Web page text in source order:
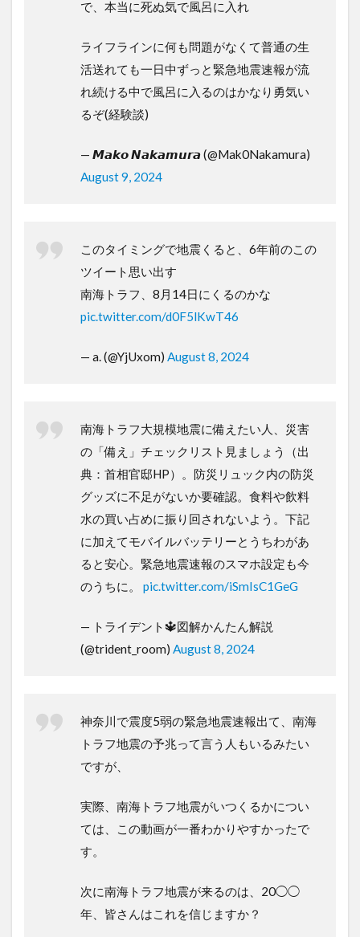
で、本当に死ぬ気で風呂に入れ
ライフラインに何も問題がなくて普通の生
活送れても一日中ずっと緊急地震速報が流
れ続ける中で風呂に入るのはかなり勇気い
るぞ(経験談)
— 𝙈𝙖𝙠𝙤 𝙉𝙖𝙠𝙖𝙢𝙪𝙧𝙖 (@Mak0Nakamura)
August 9, 2024
このタイミングで地震くると、6年前のこの
ツイート思い出す
南海トラフ、8月14日にくるのかな
pic.twitter.com/d0F5lKwT46
— a. (@YjUxom) August 8, 2024
南海トラフ大規模地震に備えたい人、災害
の「備え」チェックリスト見ましょう（出
典：首相官邸HP）。防災リュック内の防災
グッズに不足がないか要確認。食料や飲料
水の買い占めに振り回されないよう。下記
に加えてモバイルバッテリーとうちわがあ
ると安心。緊急地震速報のスマホ設定も今
のうちに。 pic.twitter.com/iSmIsC1GeG
— トライデント🔱図解かんたん解説
(@trident_room) August 8, 2024
神奈川で震度5弱の緊急地震速報出て、南海
トラフ地震の予兆って言う人もいるみたい
ですが、
実際、南海トラフ地震がいつくるかについ
ては、この動画が一番わかりやすかったで
す。
次に南海トラフ地震が来るのは、20◯◯
年、皆さんはこれを信じますか？